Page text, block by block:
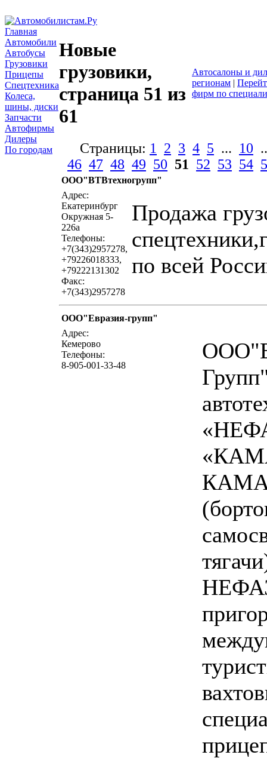
Главная
Автомобили
Автобусы
Грузовики
Прицепы
Спецтехника
Колеса,
шины, диски
Запчасти
Автофирмы
Дилеры
По городам
Новые
грузовики,
страница 51 из
61
Автосалоны и
регионам |
фирм по
Страницы: 1 2 3 4 5 ... 10
46 47 48 49 50 51 52 53 54
ООО"ВТВтехногрупп"
Адрес:
Екатеринбург
Окружная 5-
226а
Телефоны:
+7(343)2957278,
+79226018333,
+79222131302
Факс:
+7(343)2957278
Продажа
по всей
ООО"Евразия-групп"
Адрес:
Кемерово
Телефоны:
8-905-001-33-48